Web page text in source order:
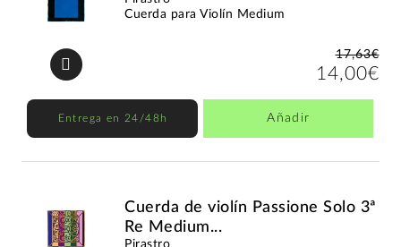
Cuerda para Violín Medium
17,63€
14,00€
Entrega en 24/48h Añadir
Cuerda de violín Passione Solo 3ª
Re Medium...
Pirastro